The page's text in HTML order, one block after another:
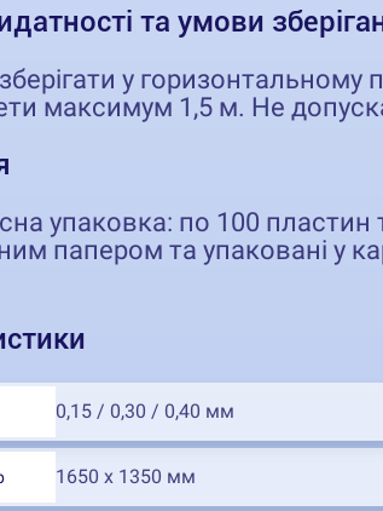
та умови
у горизонтальному
максимум 1,5 м. Не
упаковка: по 100
папером та упаковані у
0,15 / 0,30 / 0,40 мм
1650 х 1350 мм